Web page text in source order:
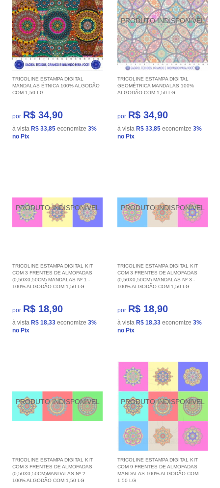
TRICOLINE ESTAMPA DIGITAL
MANDALAS ÉTNICA 100% ALGODÃO
COM 1,50 LG
por R$ 34,90
à vista R$ 33,85 economize 3%
no Pix
TRICOLINE ESTAMPA DIGITAL
GEOMÉTRICA MANDALAS 100%
ALGODÃO COM 1,50 LG
por R$ 34,90
à vista R$ 33,85 economize 3%
no Pix
TRICOLINE ESTAMPA DIGITAL KIT
COM 3 FRENTES DE ALMOFADAS
(0,50X0,50CM) MANDALAS Nº 1 -
100% ALGODÃO COM 1,50 LG
por R$ 18,90
à vista R$ 18,33 economize 3%
no Pix
TRICOLINE ESTAMPA DIGITAL KIT
COM 3 FRENTES DE ALMOFADAS
(0,50X0,50CM) MANDALAS Nº 3 -
100% ALGODÃO COM 1,50 LG
por R$ 18,90
à vista R$ 18,33 economize 3%
no Pix
TRICOLINE ESTAMPA DIGITAL KIT
COM 3 FRENTES DE ALMOFADAS
(0,50X0,50CM)MANDALAS Nº 2 -
100% ALGODÃO COM 1,50 LG
TRICOLINE ESTAMPA DIGITAL KIT
COM 9 FRENTES DE ALMOFADAS
MANDALAS 100% ALGODÃO COM
1,50 LG